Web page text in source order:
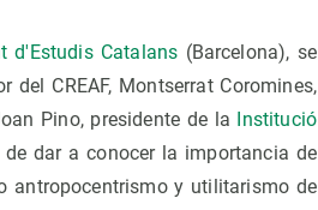
d'Estudis Catalans (Barcelona), se
CREAF, Montserrat Coromines,
Pino, presidente de la Institució
dar a conocer la importancia de
antropocentrismo y utilitarismo de